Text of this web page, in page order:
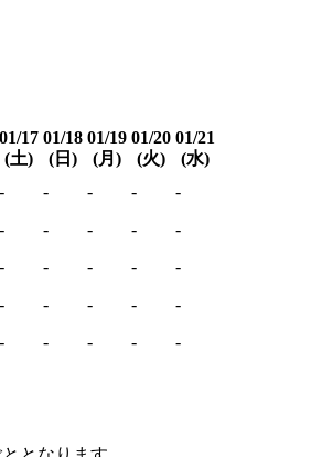
01/17
(土)
01/18
(日)
01/19
(月)
01/20
(火)
01/21
(水)
- - - - -
- - - - -
- - - - -
- - - - -
- - - - -